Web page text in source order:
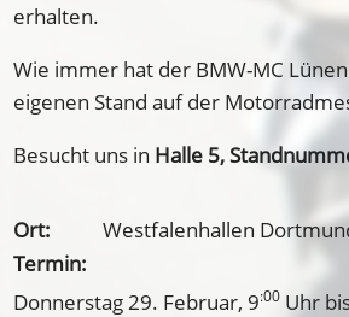
erhalten.
Wie immer hat der BMW-MC
eigenen Stand auf der
Besucht uns in Halle 5,
Ort:
Westfalenhallen
Termin:
Donnerstag 29. Februar, 9:00 Uhr